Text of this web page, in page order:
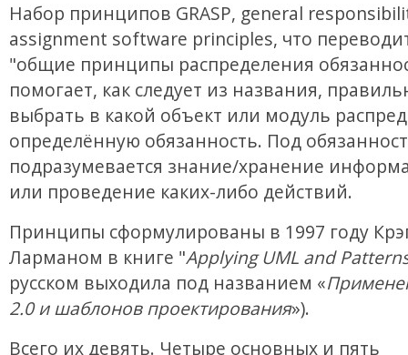
Набор принципов GRASP, general
assignment software principles, что
"общие принципы распределения
помогает, как следует из названия,
выбрать в какой объект или модуль
определённую обязанность. Под
подразумевается знание/хранение
или проведение каких-либо действий.
Принципы сформулированы в 1997 году
Ларманом в книге "Applying UML and
русском выходила под названием «
2.0 и шаблонов проектирования»).
Всего их девять. Четыре основных и пять